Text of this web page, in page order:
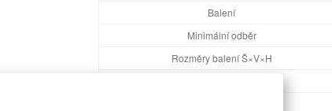
Balení
Minimální odběr
Rozměry balení Š×V×H